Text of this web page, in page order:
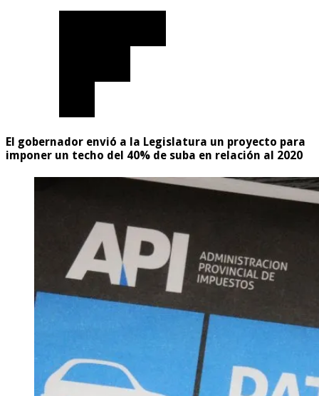
El gobernador envió a la Legislatura un proyecto para
imponer un techo del 40% de suba en relación al 2020